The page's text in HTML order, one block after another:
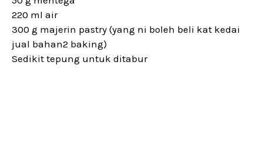
220 ml air
300 g majerin pastry (yang ni boleh beli kat kedai
jual bahan2 baking)
Sedikit tepung untuk ditabur